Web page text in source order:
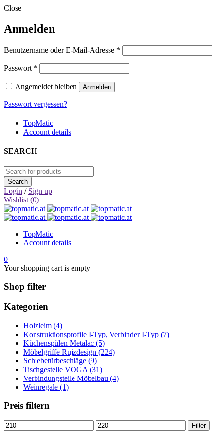
Close
Anmelden
Benutzername oder E-Mail-Adresse *
Passwort *
Angemeldet bleiben Anmelden
Passwort vergessen?
TopMatic
Account details
SEARCH
Login / Sign up
Wishlist (0)
TopMatic
Account details
0
Your shopping cart is empty
Shop filter
Kategorien
Holzleim (4)
Konstruktionsprofile I-Typ, Verbinder I-Typ (7)
Küchenspülen Metalac (5)
Möbelgriffe Rujzdesign (224)
Schiebetürbeschläge (9)
Tischgestelle VOGA (31)
Verbindungsteile Möbelbau (4)
Weinregale (1)
Preis filtern
Min.
Preis
Max.
Preis
Filter